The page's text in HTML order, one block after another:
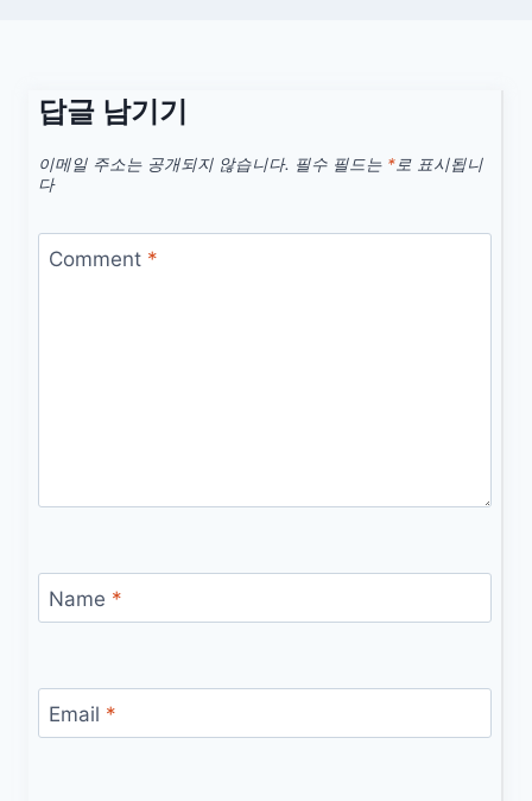
답글 남기기
이메일 주소는 공개되지 않습니다. 필수 필드는 *로 표시됩니
다
Comment *
Name *
Email *